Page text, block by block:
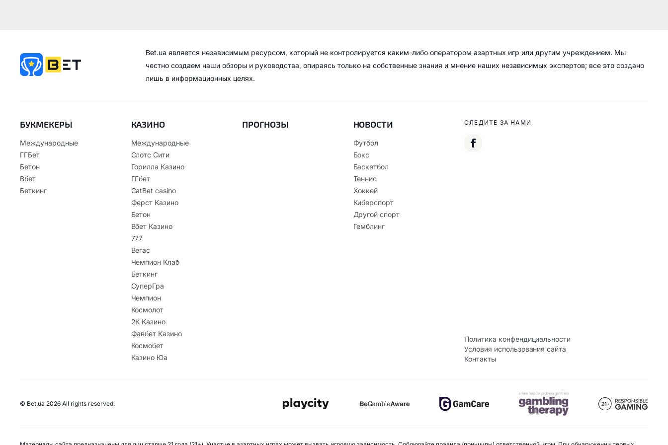
Bet.ua является независимым ресурсом, который не контролируется каким-либо оператором азартных игр или другим учреждением. Мы
честно создаем наши обзоры и руководства, опираясь только на собственные знания и мнение наших независимых экспертов; все это создано
лишь в информационных целях.
БУКМЕКЕРЫ
Международные
ГГБет
Бетон
Вбет
Беткинг
КАЗИНО
Международные
Слотс Сити
Горилла Казино
ГГбет
CatBet casino
Ферст Казино
Бетон
Вбет Казино
777
Вегас
Чемпион Клаб
Беткинг
СуперГра
Чемпион
Космолот
2К Казино
Фавбет Казино
Космобет
Казино Юа
ПРОГНОЗЫ НОВОСТИ
Футбол
Бокс
Баскетбол
Теннис
Хоккей
Киберспорт
Другой спорт
Гемблинг
СЛЕДИТЕ ЗА НАМИ
Политика конфендициальности
Условия использования сайта
Контакты
© Bet.ua 2026 All rights reserved.